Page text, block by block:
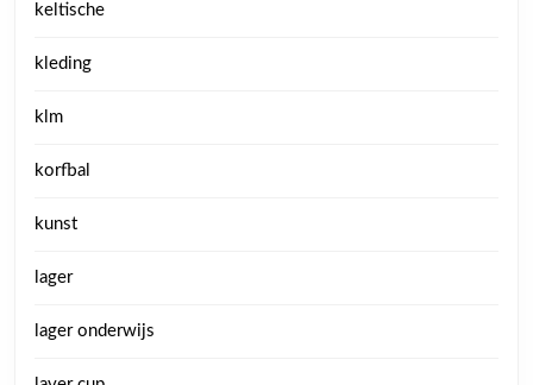
keltische
kleding
klm
korfbal
kunst
lager
lager onderwijs